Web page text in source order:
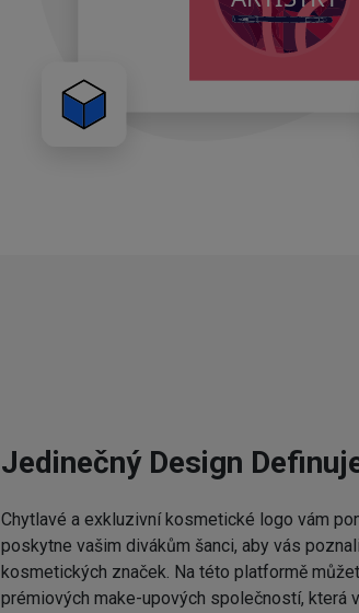
Jedinečný Design
Chytlavé a exkluzivní kosmetické logo vám
poskytne vašim divákům šanci, aby vás
kosmetických značek. Na této platformě
prémiových make-upových společností, která